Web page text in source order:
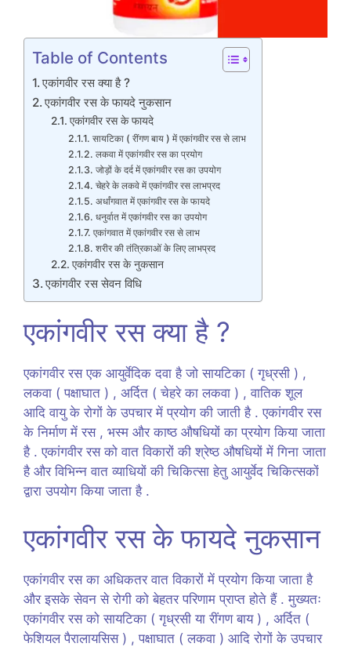
Table of Contents
एकांगवीर रस क्या है ?
एकांगवीर रस के फायदे नुकसान
एकांगवीर रस के फायदे
सायटिका ( रींगण बाय ) में एकांगवीर रस से लाभ
लकवा में एकांगवीर रस का प्रयोग
जोड़ों के दर्द में एकांगवीर रस का उपयोग
चेहरे के लकवे में एकांगवीर रस लाभप्रद
अर्धांगवात में एकांगवीर रस के फायदे
धनुर्वात में एकांगवीर रस का उपयोग
एकांगवात में एकांगवीर रस से लाभ
शरीर की तंत्रिकाओं के लिए लाभप्रद
एकांगवीर रस के नुकसान
एकांगवीर रस सेवन विधि
एकांगवीर रस क्या है ?
एकांगवीर रस एक आयुर्वेदिक दवा है जो सायटिका ( गृध्रसी ) ,
लकवा ( पक्षाघात ) , अर्दित ( चेहरे का लकवा ) , वातिक शूल
आदि वायु के रोगों के उपचार में प्रयोग की जाती है . एकांगवीर रस
के निर्माण में रस , भस्म और काष्ठ औषधियों का प्रयोग किया जाता
है . एकांगवीर रस को वात विकारों की श्रेष्ठ औषधियों में गिना जाता
है और विभिन्न वात व्याधियों की चिकित्सा हेतु आयुर्वेद चिकित्सकों
द्वारा उपयोग किया जाता है .
एकांगवीर रस के फायदे नुकसान
एकांगवीर रस का अधिकतर वात विकारों में प्रयोग किया जाता है
और इसके सेवन से रोगी को बेहतर परिणाम प्राप्त होते हैं . मुख्यतः
एकांगवीर रस को सायटिका ( गृध्रसी या रींगण बाय ) , अर्दित (
फेशियल पैरालायसिस ) , पक्षाघात ( लकवा ) आदि रोगों के उपचार